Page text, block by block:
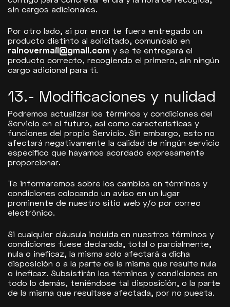
sin cargos adicionales.
Por otro lado, si por error te fuera entregado un
producto distinto al solicitado, comunícalo en
rainovermail@gmail.com y se te entregará el
producto correcto, recogiendo el primero, sin ningún
cargo adicional para ti.
13.- Modificaciones y nulidad
Podremos actualizar los términos y condiciones del
Servicio en el futuro, así como características y
funciones del propio Servicio. Sin embargo, esto no
afectará negativamente la calidad de ningún servicio
específico que hayamos acordado expresamente
proporcionar.
Te informaremos sobre los cambios en términos y
condiciones colocando un aviso en un lugar
prominente de nuestro sitio web y/o por correo
electrónico.
Si cualquier cláusula incluida en nuestros términos y
condiciones fuese declarada, total o parcialmente,
nula o ineficaz, la misma solo afectará a dicha
disposición o a la parte de la misma que resulte nula
o ineficaz. Subsistirán los términos y condiciones en
todo lo demás, teniéndose tal disposición, o la parte
de la misma que resultase afectada, por no puesta.